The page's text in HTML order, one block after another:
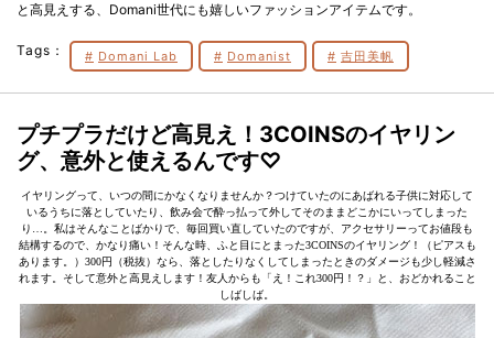
と高見えする、Domani世代にも嬉しいファッションアイテムです。
Tags： Domani Lab Domanist 吉田美帆
プチプラだけど高見え！3COINSのイヤリン
グ、意外と使えるんです♡
イヤリングって、いつの間にかなくなりませんか？つけていたのにあばれる子供に対応して
いるうちに落としていたり、飲み会で酔っ払って外してそのままどこかにいってしまった
り…。私はそんなことばかりで、毎回買い直していたのですが、アクセサリーってお値段も
結構するので、かなり痛い！そんな時、ふと目にとまった3COINSのイヤリング！（ピアスも
あります。）300円（税抜）なら、落としたりなくしてしまったときのダメージも少し軽減さ
れます。そして意外と高見えします！友人からも「え！これ300円！？」と、おどかれること
しばしば。